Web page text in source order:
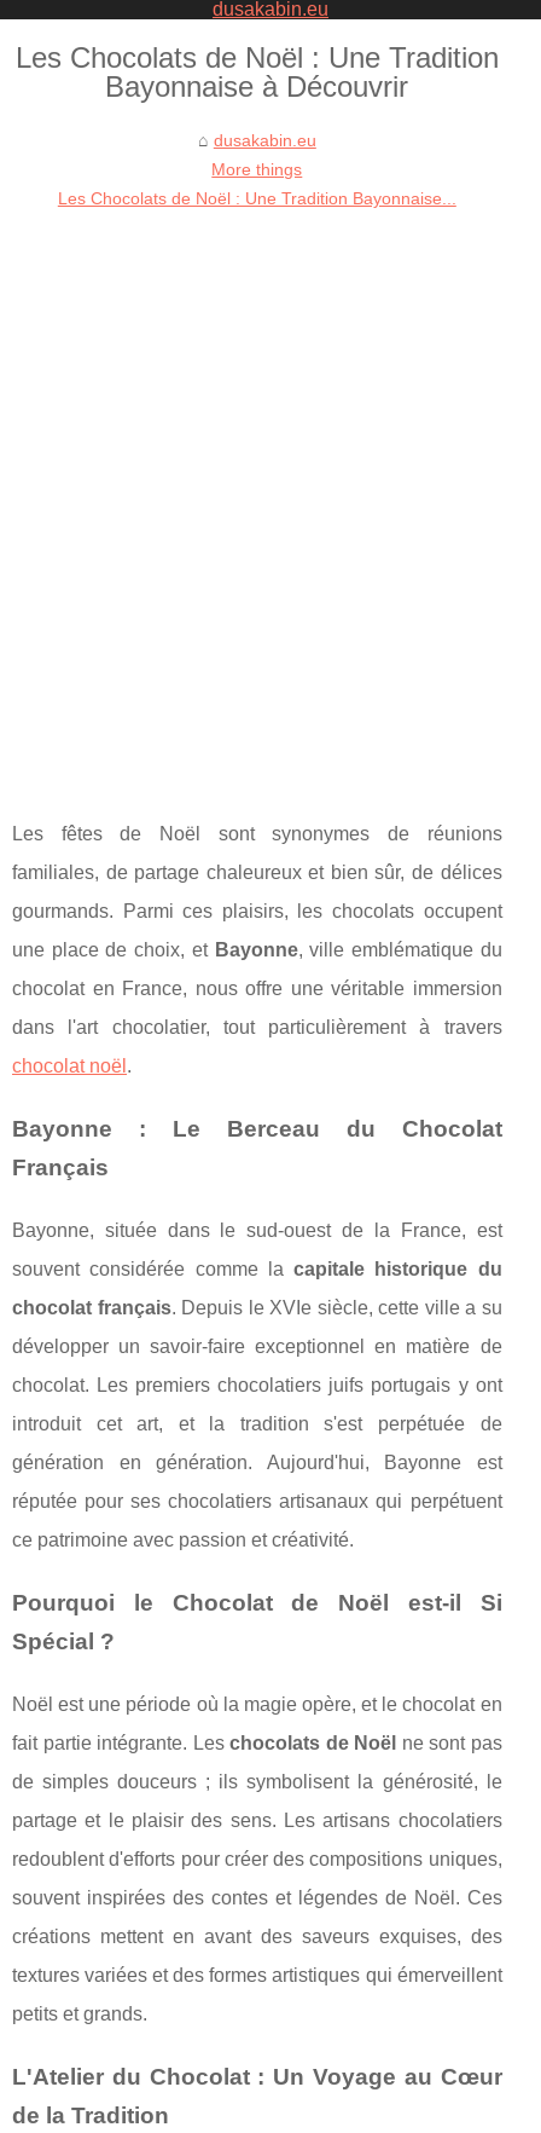
Les Chocolats de Noël : Une Tradition
Bayonnaise à Découvrir
dusakabin.eu
More things
Les Chocolats de Noël : Une Tradition Bayonnaise...
Les fêtes de Noël sont synonymes de réunions
familiales, de partage chaleureux et bien sûr, de délices
gourmands. Parmi ces plaisirs, les chocolats occupent
une place de choix, et Bayonne, ville emblématique du
chocolat en France, nous offre une véritable immersion
dans l'art chocolatier, tout particulièrement à travers
chocolat noël .
Bayonne : Le Berceau du Chocolat
Français
Bayonne, située dans le sud-ouest de la France, est
souvent considérée comme lacapitale historique du
chocolat français. Depuis le XVIe siècle, cette ville a su
développer un savoir-faire exceptionnel en matière de
chocolat. Les premiers chocolatiers juifs portugais y ont
introduit cet art, et la tradition s'est perpétuée de
génération en génération. Aujourd'hui, Bayonne est
réputée pour ses chocolatiers artisanaux qui perpétuent
ce patrimoine avec passion et créativité.
Pourquoi le Chocolat de Noël est-il Si
Spécial ?
Noël est une période où la magie opère, et le chocolat en
fait partie intégrante. Leschocolats de Noël ne sont pas
de simples douceurs ; ils symbolisent la générosité, le
partage et le plaisir des sens. Les artisans chocolatiers
redoublent d'efforts pour créer des compositions uniques,
souvent inspirées des contes et légendes de Noël. Ces
créations mettent en avant des saveurs exquises, des
textures variées et des formes artistiques qui émerveillent
petits et grands.
L'Atelier du Chocolat : Un Voyage au Cœur
de la Tradition
dusakabin.eu